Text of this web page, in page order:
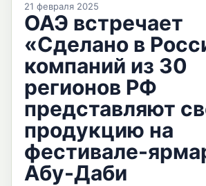
21 февраля 2025
ОАЭ встречает
«Сделано в
компаний из 30
регионов РФ
представляют
продукцию на
фестивале-
Абу-Даби